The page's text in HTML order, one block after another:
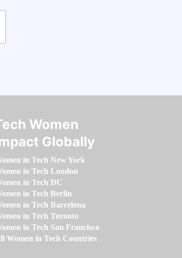
Women
Globally
in Tech New York
in Tech London
in Tech DC
in Tech Berlin
in Tech Barcelona
in Tech Toronto
in Tech San Francisco
Women in Tech Countries